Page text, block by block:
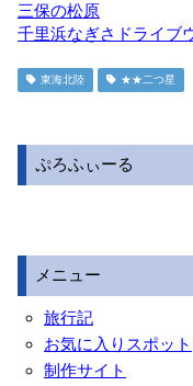
三保の松原
千里浜なぎさドライブ
東海北陸 ★★二つ星
ぷろふぃーる
メニュー
旅行記
お気に入りスポット
制作サイト